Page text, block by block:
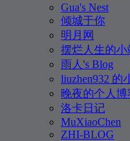
Gua's Nest
倾城于你
明月网
摆烂人生的小
雨人's Blog
liuzhen932 的
晚夜的个人博
洛卡日记
MuXiaoChen
ZHI-BLOG